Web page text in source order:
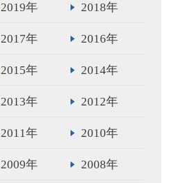
2019年 2018年
2017年 2016年
2015年 2014年
2013年 2012年
2011年 2010年
2009年 2008年